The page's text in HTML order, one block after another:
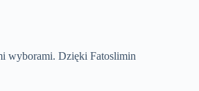
wyborami. Dzięki Fatoslimin